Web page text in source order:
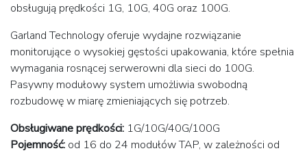
obsługują prędkości 1G, 10G, 40G oraz 100G.
Garland Technology oferuje wydajne rozwiązanie
monitorujące o wysokiej gęstości upakowania, które spełnia
wymagania rosnącej serwerowni dla sieci do 100G.
Pasywny modułowy system umożliwia swobodną
rozbudowę w miarę zmieniających się potrzeb.
Obsługiwane prędkości: 1G/10G/40G/100G
Pojemność: od 16 do 24 modułów TAP, w zależności od